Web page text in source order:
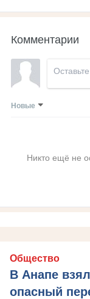
Комментарии
Новые
Никто ещё не
Общество
В Анапе
опасный